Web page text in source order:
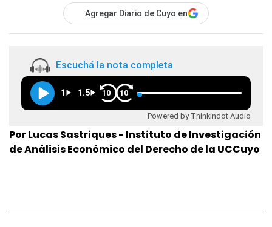
Agregar Diario de Cuyo en
Escuchá la nota completa
1 1.5 10 10
Powered by Thinkindot Audio
Por Lucas Sastriques - Instituto de Investigación
de Análisis Económico del Derecho de la UCCuyo